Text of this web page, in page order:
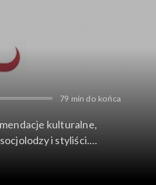
79 min do końca
kulturalne,
i styliści.
Tematy dotyczą